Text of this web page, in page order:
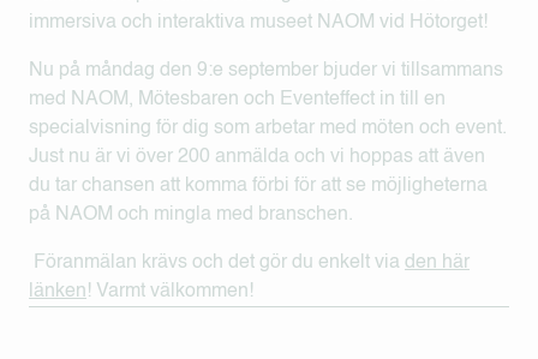
immersiva och interaktiva museet NAOM vid Hötorget!
Nu på måndag den 9:e september bjuder vi tillsammans
med NAOM, Mötesbaren och Eventeffect in till en
specialvisning för dig som arbetar med möten och event.
Just nu är vi över 200 anmälda och vi hoppas att även
du tar chansen att komma förbi för att se möjligheterna
på NAOM och mingla med branschen.
Föranmälan krävs och det gör du enkelt via den här
länken! Varmt välkommen!